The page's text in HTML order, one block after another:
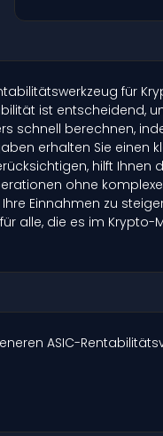
für
ist entscheidend,
schnell berechnen,
erhalten Sie einen
hilft
ohne
Einnahmen zu
alle, die es im
ASIC-